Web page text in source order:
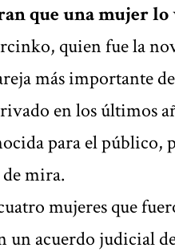
que una mujer lo
quien fue la
más importante
en los últimos
para el
mira.
mujeres que
un acuerdo judicial